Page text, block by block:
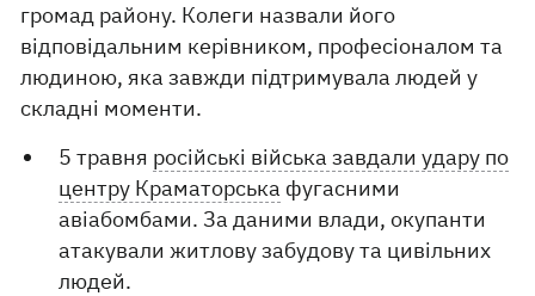
громад району. Колеги назвали його
відповідальним керівником, професіоналом та
людиною, яка завжди підтримувала людей у ​​
складні моменти.
5 травня російські війська завдали удару по
центру Краматорська фугасними
авіабомбами. За даними влади, окупанти
атакували житлову забудову та цивільних
людей.